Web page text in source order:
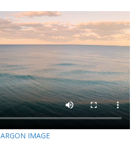
ARGON IMAGE